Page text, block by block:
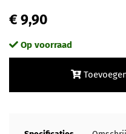
€ 9,90
Op voorraad